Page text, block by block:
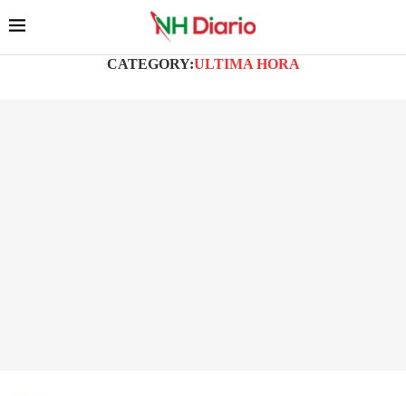
CATEGORY:ULTIMA HORA